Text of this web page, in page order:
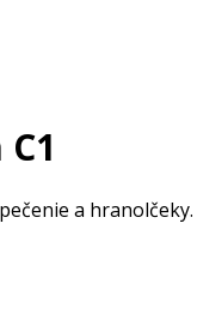
a hranolčeky.